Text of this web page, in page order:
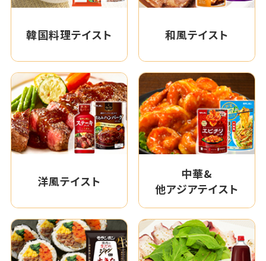
韓国料理テイスト 和風テイスト
洋風テイスト
中華&
他アジアテイスト